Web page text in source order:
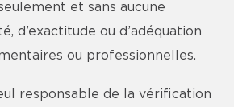
et sans aucune
d’exactitude ou d’adéquation
ou professionnelles.
responsable de la vérification